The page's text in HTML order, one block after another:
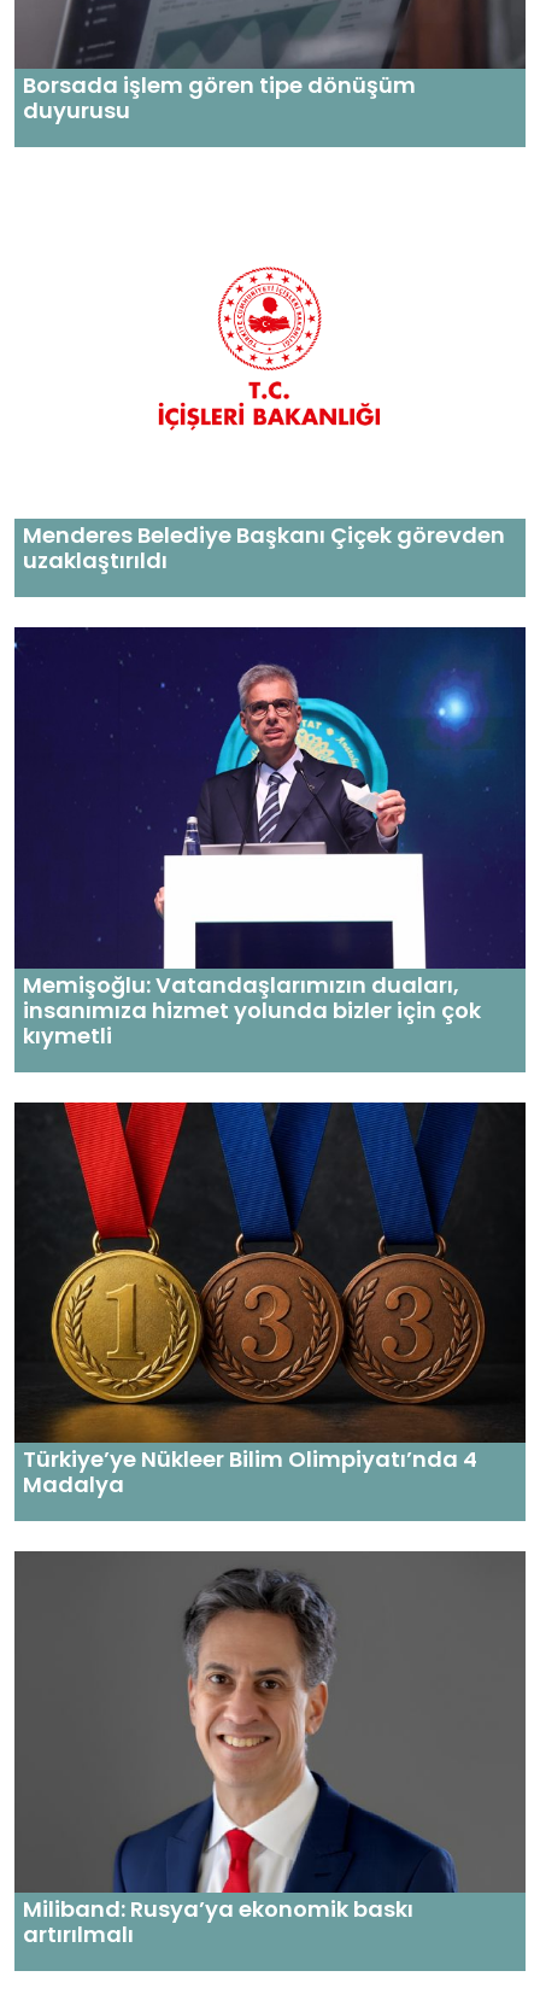
Borsada işlem gören tipe dönüşüm
duyurusu
Menderes Belediye Başkanı Çiçek görevden
uzaklaştırıldı
Memişoğlu: Vatandaşlarımızın duaları,
insanımıza hizmet yolunda bizler için çok
kıymetli
Türkiye’ye Nükleer Bilim Olimpiyatı’nda 4
Madalya
Miliband: Rusya’ya ekonomik baskı
artırılmalı